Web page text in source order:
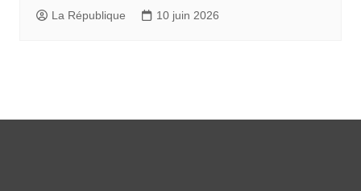
La République 10 juin 2026